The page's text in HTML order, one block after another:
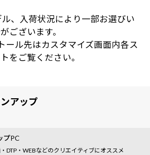
、入荷状況により一部お選びい
ございます。
ール先はカスタマイズ画面内各ス
をご覧ください。
アップ
プPC
DTP・WEBなどのクリエイティブにオススメ